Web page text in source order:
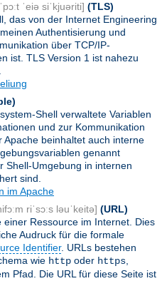
ˈeiə siˈkjuəriti] (TLS)
das von der Internet Engineering
Authentisierung und
über TCP/IP-
ist. TLS Version 1 ist nahezu
Shell verwaltete Variablen
und zur Kommunikation
beinhaltet auch interne
genannt
Shell-Umgebung in internen
sind.
im Apache
riˈsɔːs ləuˈkeitə] (URL)
einer Ressource im Internet. Dies
Audruck für die formale
Identifier. URLs bestehen
wie http oder https
Pfad. Die URL für diese Seite ist